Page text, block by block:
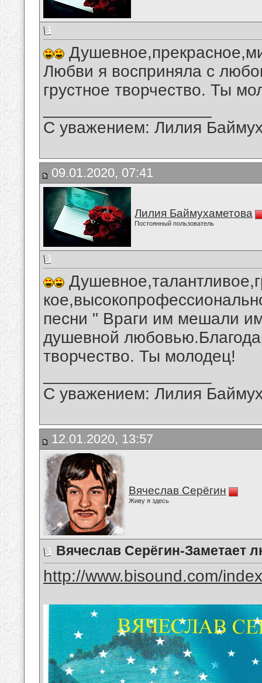
Любви я восприняла с
грустное творчество. Ты
С уважением: Лилия
09.01.2020, 07:41
Лилия Баймухаметова
Постоянный пользователь
песни " Враги им мешали
душевной
творчество. Ты молодец!
С уважением: Лилия
12.01.2020, 13:57
Вячеслав Серёгин
Живу я здесь
Вячеслав Серёгин-Заметает
http://www.bisound.com/